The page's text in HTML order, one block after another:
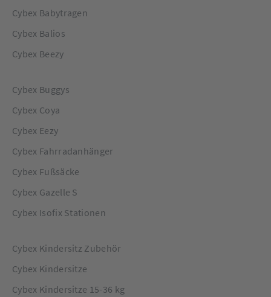
Cybex Babytragen
Cybex Balios
Cybex Beezy
Cybex Buggys
Cybex Coya
Cybex Eezy
Cybex Fahrradanhänger
Cybex Fußsäcke
Cybex Gazelle S
Cybex Isofix Stationen
Cybex Kindersitz Zubehör
Cybex Kindersitze
Cybex Kindersitze 15-36 kg